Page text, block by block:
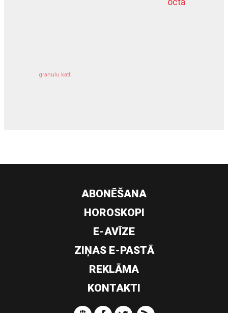
granulu katli
dziļurbums
ABONĒŠANA
HOROSKOPI
E-AVĪZE
ZIŅAS E-PASTĀ
REKLĀMA
KONTAKTI